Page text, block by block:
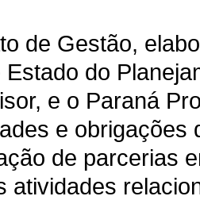
de Gestão,
do
e o Paraná
e obrigações
de parcerias
atividades